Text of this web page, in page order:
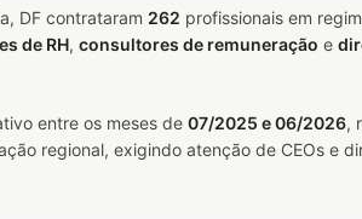
DF contrataram 262 profissionais em
de RH, consultores de remuneração e
entre os meses de 07/2025 e 06/2026,
regional, exigindo atenção de CEOs e